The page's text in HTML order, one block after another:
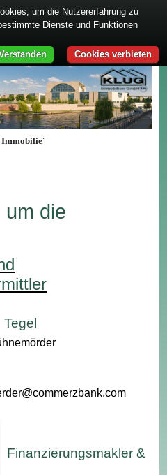
um die
Finanzierungsmakler &
um die Nutzererfahrung zu
Dienste und Funktionen
Cookies verbieten